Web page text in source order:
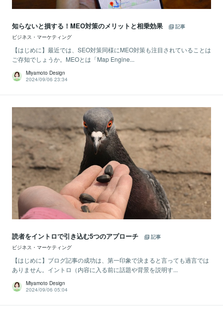
知らないと損する！MEO対策のメリットと相乗効果
記事
ビジネス・マーケティング
【はじめに】最近では、SEO対策同様にMEO対策も注目されていることは
ご存知でしょうか。MEOとは「Map Engine...
Miyamoto Design
2024/09/06 23:34
読者をイントロで引き込む5つのアプローチ
記事
ビジネス・マーケティング
【はじめに】ブログ記事の成功は、第一印象で決まると言っても過言では
ありません。イントロ（内容に入る前に話題や背景を説明す...
Miyamoto Design
2024/09/06 05:04